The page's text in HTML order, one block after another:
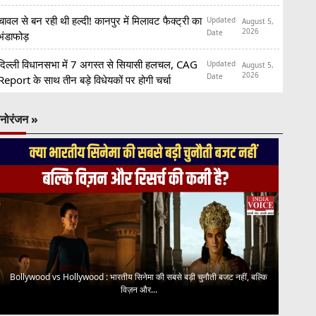
से बन रही थी हल्दी! कानपुर में मिलावट फैक्ट्री का Updated
Date
August 5,
2026
विधानसभा में 7 अगस्त से सियासी हलचल, CAG
के साथ तीन बड़े विधेयकों पर होगी चर्चा
Updated
Date
August 5,
2026
»
Bollywood vs Hollywood : भारतीय सिनेमा की सबसे बड़ी चुनौती बजट नहीं, बल्कि
विज़न और...